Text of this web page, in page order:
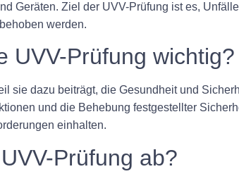
Geräten. Ziel der UVV-Prüfung ist es,
werden.
UVV-Prüfung wichtig?
sie dazu beiträgt, die Gesundheit und
und die Behebung festgestellter
einhalten.
Prüfung ab?